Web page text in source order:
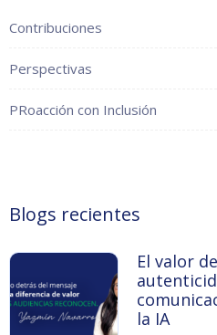
Contribuciones
Perspectivas
PRoacción con Inclusión
Blogs recientes
El valor
la IA